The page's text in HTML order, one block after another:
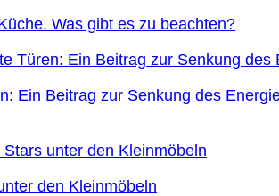
Was gibt es zu beachten?
Ein Beitrag zur Senkung des
den Kleinmöbeln